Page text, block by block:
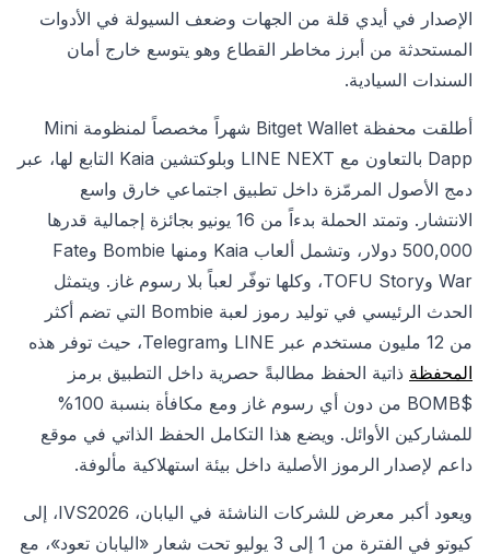
الإصدار في أيدي قلة من الجهات وضعف السيولة في الأدوات
المستحدثة من أبرز مخاطر القطاع وهو يتوسع خارج أمان
السندات السيادية.
أطلقت محفظة Bitget Wallet شهراً مخصصاً لمنظومة Mini
Dapp بالتعاون مع LINE NEXT وبلوكتشين Kaia التابع لها، عبر
دمج الأصول المرمّزة داخل تطبيق اجتماعي خارق واسع
الانتشار. وتمتد الحملة بدءاً من 16 يونيو بجائزة إجمالية قدرها
500,000 دولار، وتشمل ألعاب Kaia ومنها Bombie وFate
War وTOFU Story، وكلها توفّر لعباً بلا رسوم غاز. ويتمثل
الحدث الرئيسي في توليد رموز لعبة Bombie التي تضم أكثر
من 12 مليون مستخدم عبر LINE وTelegram، حيث توفر هذه
المحفظة ذاتية الحفظ مطالبةً حصرية داخل التطبيق برمز
$BOMB من دون أي رسوم غاز ومع مكافأة بنسبة 100%
للمشاركين الأوائل. ويضع هذا التكامل الحفظ الذاتي في موقع
داعم لإصدار الرموز الأصلية داخل بيئة استهلاكية مألوفة.
ويعود أكبر معرض للشركات الناشئة في اليابان، IVS2026، إلى
كيوتو في الفترة من 1 إلى 3 يوليو تحت شعار «اليابان تعود»، مع